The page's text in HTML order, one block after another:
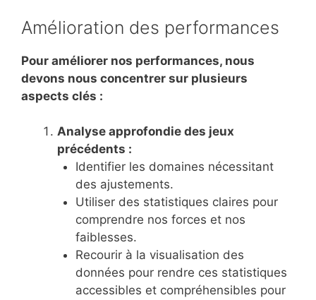
Amélioration des performances
Pour améliorer nos performances, nous
devons nous concentrer sur plusieurs
aspects clés :
Analyse approfondie des jeux
précédents :
Identifier les domaines nécessitant
des ajustements.
Utiliser des statistiques claires pour
comprendre nos forces et nos
faiblesses.
Recourir à la visualisation des
données pour rendre ces statistiques
accessibles et compréhensibles pour